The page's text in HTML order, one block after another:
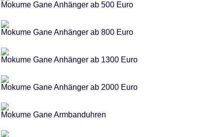
Mokume Gane Anhänger ab 500 Euro
Mokume Gane Anhänger ab 800 Euro
Mokume Gane Anhänger ab 1300 Euro
Mokume Gane Anhänger ab 2000 Euro
Mokume Gane Armbanduhren